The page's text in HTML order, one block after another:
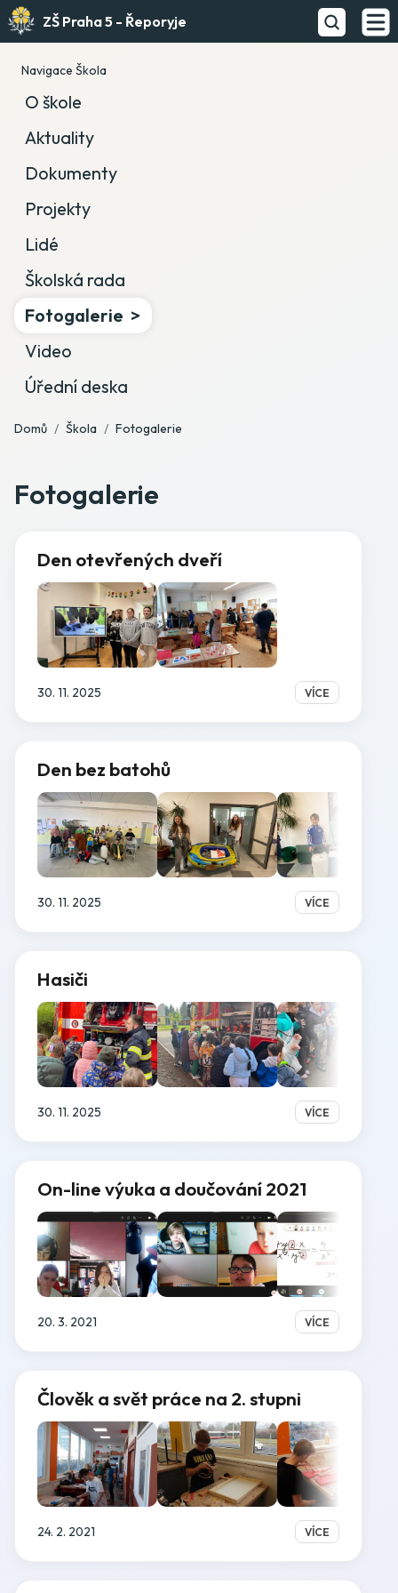
ZŠ Praha 5 - Řeporyje
Navigace Škola
O škole
Aktuality
Dokumenty
Projekty
Lidé
Školská rada
Fotogalerie
Video
Úřední deska
Domů Škola Fotogalerie
Fotogalerie
Den otevřených dveří
30. 11. 2025 VÍCE
Den bez batohů
30. 11. 2025 VÍCE
Hasiči
30. 11. 2025 VÍCE
On-line výuka a doučování 2021
20. 3. 2021 VÍCE
Člověk a svět práce na 2. stupni
24. 2. 2021 VÍCE